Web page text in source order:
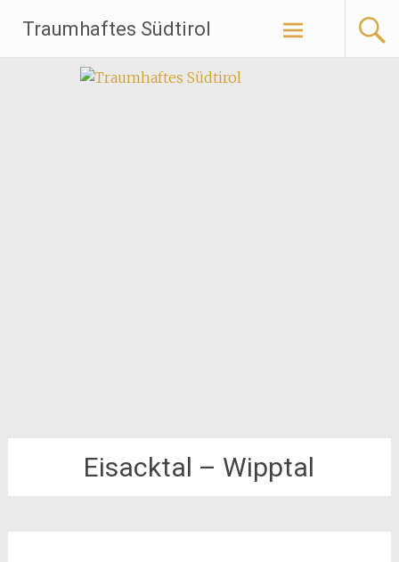
Traumhaftes Südtirol
Weiter
Eisacktal – Wipptal